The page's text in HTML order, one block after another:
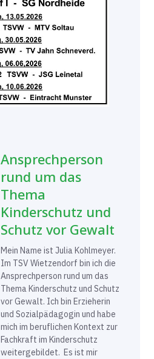
Ansprechperson
rund um das
Thema
Kinderschutz und
Schutz vor Gewalt
Mein Name ist Julia Kohlmeyer.
Im TSV Wietzendorf bin ich die
Ansprechperson rund um das
Thema Kinderschutz und Schutz
vor Gewalt. Ich bin Erzieherin
und Sozialpädagogin und habe
mich im beruflichen Kontext zur
Fachkraft im Kinderschutz
weitergebildet. Es ist mir